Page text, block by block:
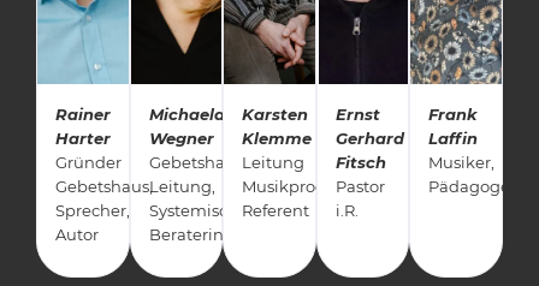
Rainer
Harter
Gründer
Gebetshaus,
Sprecher,
Autor
Michaela
Wegner
Gebetshaus
Leitung,
Systemische
Beraterin
Karsten
Klemme
Leitung
Musikproduktion,
Referent
Ernst
Gerhard
Fitsch
Pastor
i.R.
Frank
Laffin
Musiker,
Pädagoge